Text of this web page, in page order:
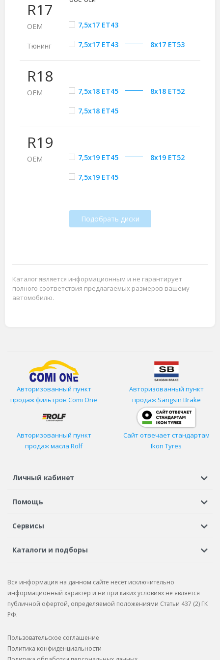
R17
ОЕМ 7,5x17 ET43
Тюнинг 7,5x17 ET43 8x17 ET53
R18
ОЕМ 7,5x18 ET45 8x18 ET52
7,5x18 ET45
R19
ОЕМ 7,5x19 ET45 8x19 ET52
7,5x19 ET45
Подобрать диски
Каталог является информационным и не гарантирует
полного соответствия предлагаемых размеров вашему
автомобилю.
Авторизованный пункт
продаж фильтров Comi One
Авторизованный пункт
продаж Sangsin Brake
Авторизованный пункт
продаж масла Rolf
Сайт отвечает стандартам
Ikon Tyres
Личный кабинет
Регистрация или вход
Помощь
Шины в кредит
Сервисы
Автосервисы
Бонусная программа
Рекламации по услугам
Каталоги и подборы
Подбор запчастей
Каталог запчастей
Вся информация на данном сайте несёт исключительно
информационный характер и ни при каких условиях не является
публичной офертой, определяемой положениями Статьи 437 (2) ГК
РФ.
Пользовательское соглашение
Политика конфиденциальности